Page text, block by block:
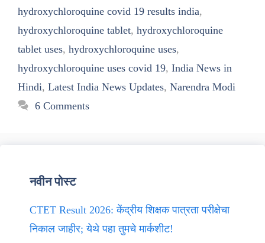
hydroxychloroquine covid 19 results india,
hydroxychloroquine tablet, hydroxychloroquine
tablet uses, hydroxychloroquine uses,
hydroxychloroquine uses covid 19, India News in
Hindi, Latest India News Updates, Narendra Modi
6 Comments
नवीन पोस्ट
CTET Result 2026: केंद्रीय शिक्षक पात्रता परीक्षेचा
निकाल जाहीर; येथे पहा तुमचे मार्कशीट!